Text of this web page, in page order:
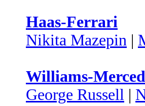
Haas-Ferrari
Nikita Mazepin |
Williams-
George Russell |